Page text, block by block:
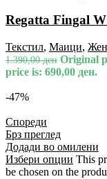
Regatta Fingal W
Текстил, Маици,
1.390,00ден Original
price is: 690,00 ден.
-47%
Спореди
Брз преглед
Додади во омилени
Избери опции This
be chosen on the